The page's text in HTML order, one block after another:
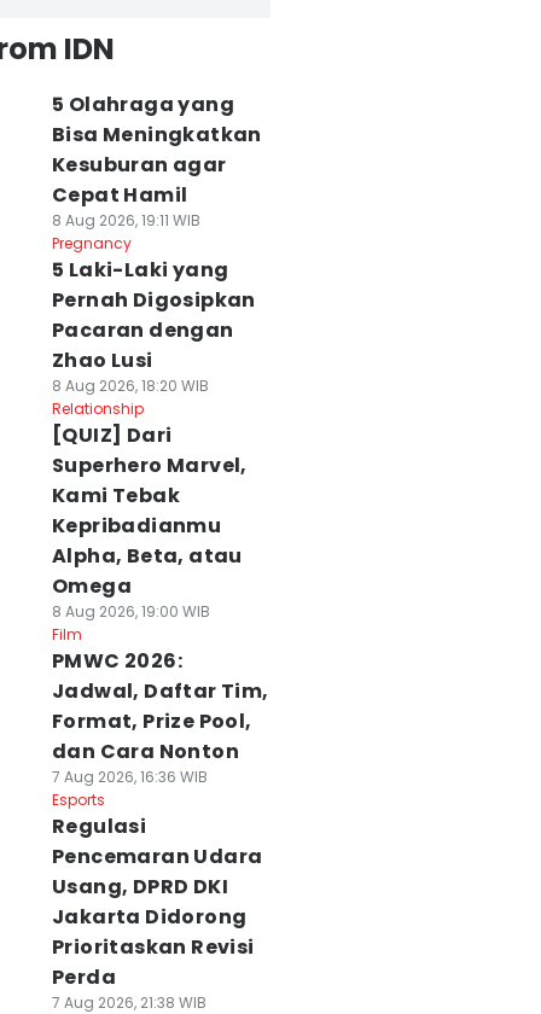
IDN
5 Olahraga yang
Bisa Meningkatkan
Kesuburan agar
Cepat Hamil
8 Aug 2026, 19:11 WIB
Pregnancy
5 Laki-Laki yang
Pernah Digosipkan
Pacaran dengan
Zhao Lusi
8 Aug 2026, 18:20 WIB
Relationship
[QUIZ] Dari
Superhero Marvel,
Kami Tebak
Kepribadianmu
Alpha, Beta, atau
Omega
8 Aug 2026, 19:00 WIB
Film
PMWC 2026:
Jadwal, Daftar Tim,
Format, Prize Pool,
dan Cara Nonton
7 Aug 2026, 16:36 WIB
Esports
Regulasi
Pencemaran Udara
Usang, DPRD DKI
Jakarta Didorong
Prioritaskan Revisi
Perda
7 Aug 2026, 21:38 WIB